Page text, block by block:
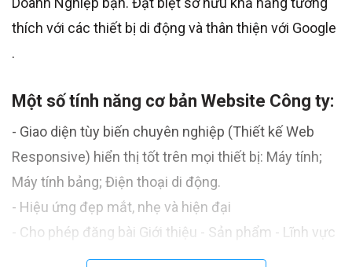
thích với các thiết bị di động và thân thiện với Google
.
Một số tính năng cơ bản Website Công ty:
- Giao diện tùy biến chuyên nghiệp (Thiết kế Web
Responsive) hiển thị tốt trên mọi thiết bị: Máy tính;
Máy tính bảng; Điện thoại di động.
- Hiệu ứng đẹp mắt, nhẹ và hiện đại
- Cho phép đăng bài Giới thiệu - Sản phẩm - Lĩnh vực
kinh doanh - Thư viện - Tin tức - Liên hệ.